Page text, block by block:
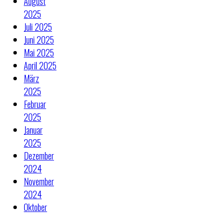
2025
Juli 2025
Juni 2025
Mai 2025
April 2025
März
2025
Februar
2025
Januar
2025
Dezember
2024
November
2024
Oktober